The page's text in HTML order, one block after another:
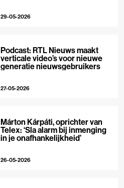
29-05-2026
Podcast: RTL Nieuws maakt
verticale video’s voor nieuwe
generatie nieuwsgebruikers
27-05-2026
Márton Kárpáti, oprichter van
Telex: ‘Sla alarm bij inmenging
in je onafhankelijkheid’
26-05-2026